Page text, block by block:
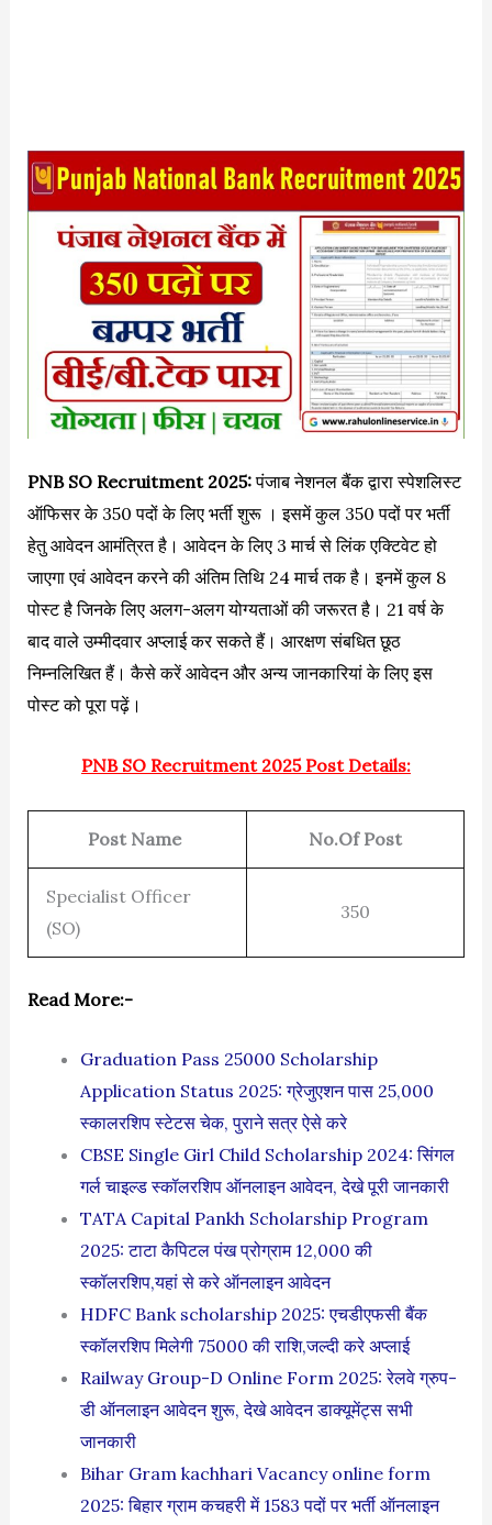
PNB SO Recruitment 2025:पंजाब नेशनल बैंक द्वारा स्पेशलिस्ट
ऑफिसर के 350 पदों के लिए भर्ती शुरू । इसमें कुल 350 पदों पर भर्ती
हेतु आवेदन आमंत्रित है। आवेदन के लिए 3 मार्च से लिंक एक्टिवेट हो
जाएगा एवं आवेदन करने की अंतिम तिथि 24 मार्च तक है। इनमें कुल 8
पोस्ट है जिनके लिए अलग-अलग योग्यताओं की जरूरत है। 21 वर्ष के
बाद वाले उम्मीदवार अप्लाई कर सकते हैं। आरक्षण संबधित छूठ
निम्नलिखित हैं। कैसे करें आवेदन और अन्य जानकारियां के लिए इस
पोस्ट को पूरा पढ़ें।
PNB SO Recruitment 2025 Post Details:
Post Name No.Of Post
Specialist Officer
(SO)
350
Read More:-
Graduation Pass 25000 Scholarship
Application Status 2025: ग्रेजुएशन पास 25,000
स्कालरशिप स्टेटस चेक, पुराने सत्र ऐसे करे
CBSE Single Girl Child Scholarship 2024: सिंगल
गर्ल चाइल्ड स्कॉलरशिप ऑनलाइन आवेदन, देखे पूरी जानकारी
TATA Capital Pankh Scholarship Program
2025: टाटा कैपिटल पंख प्रोग्राम 12,000 की
स्कॉलरशिप,यहां से करे ऑनलाइन आवेदन
HDFC Bank scholarship 2025: एचडीएफसी बैंक
स्कॉलरशिप मिलेगी 75000 की राशि,जल्दी करे अप्लाई
Railway Group-D Online Form 2025: रेलवे ग्रुप-
डी ऑनलाइन आवेदन शुरू, देखे आवेदन डाक्यूमेंट्स सभी
जानकारी
Bihar Gram kachhari Vacancy online form
2025: बिहार ग्राम कचहरी में 1583 पदों पर भर्ती ऑनलाइन